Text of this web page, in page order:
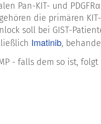
Pan-KIT- und
die primären KIT-
soll bei GIST-
Imatinib,
- falls dem so ist,